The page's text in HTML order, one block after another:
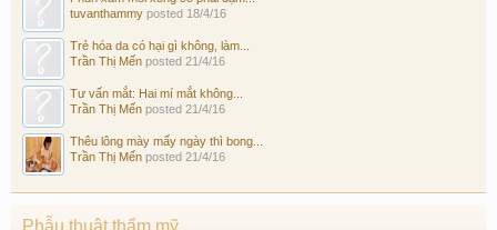
tuvanthammy posted 18/4/16
Trẻ hóa da có hại gì không, làm...
Trần Thị Mến posted 21/4/16
Tư vấn mắt: Hai mí mắt không...
Trần Thị Mến posted 21/4/16
Thêu lông mày mấy ngày thì bong...
Trần Thị Mến posted 21/4/16
Phẫu thuật thẩm mỹ